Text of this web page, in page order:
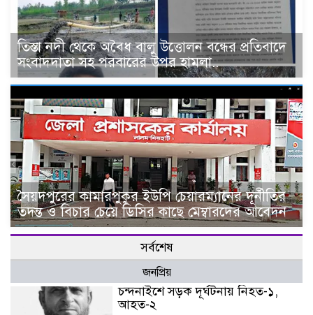
তিস্তা নদী থেকে অবৈধ বালু উত্তোলন বন্ধের প্রতিবাদে
সংবাদদাতা সহ পরবারের উপর হামলা..
সৈয়দপুরের কামারপুকুর ইউপি চেয়ারম্যানের দূর্নীতির
তদন্ত ও বিচার চেয়ে ডিসির কাছে মেম্বারদের আবেদন
সর্বশেষ
জনপ্রিয়
চন্দনাইশে সড়ক দূর্ঘটনায় নিহত-১,
আহত-২